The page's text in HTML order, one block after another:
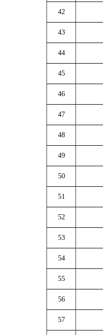
42
43
44
45
46
47
48
49
50
51
52
53
54
55
56
57